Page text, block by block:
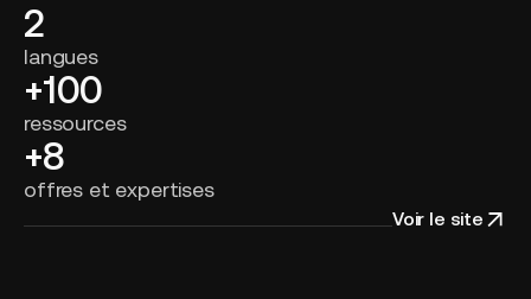
2
langues
+100
ressources
+8
offres et expertises
Voir le site